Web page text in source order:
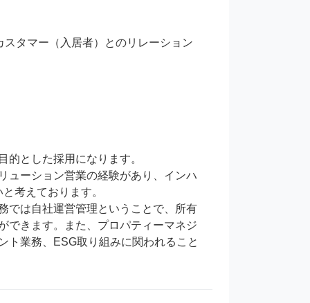
タマー（入居者）とのリレーション
とした採用になります。
ューション営業の経験があり、インハ
考えております。
では自社運営管理ということで、所有
できます。また、プロパティーマネジ
ト業務、ESG取り組みに関われること